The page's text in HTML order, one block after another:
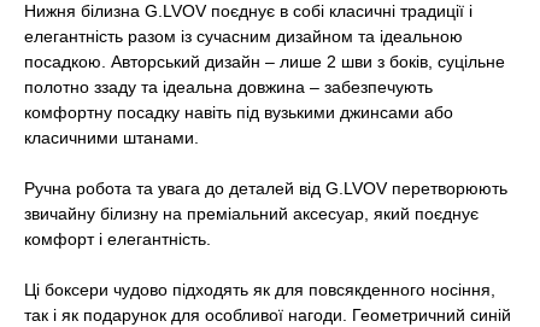
Нижня білизна G.LVOV поєднує в собі класичні традиції і
елегантність разом із сучасним дизайном та ідеальною
посадкою. Авторський дизайн – лише 2 шви з боків, суцільне
полотно ззаду та ідеальна довжина – забезпечують
комфортну посадку навіть під вузькими джинсами або
класичними штанами.
Ручна робота та увага до деталей від G.LVOV перетворюють
звичайну білизну на преміальний аксесуар, який поєднує
комфорт і елегантність.
Ці боксери чудово підходять як для повсякденного носіння,
так і як подарунок для особливої нагоди. Геометричний синій